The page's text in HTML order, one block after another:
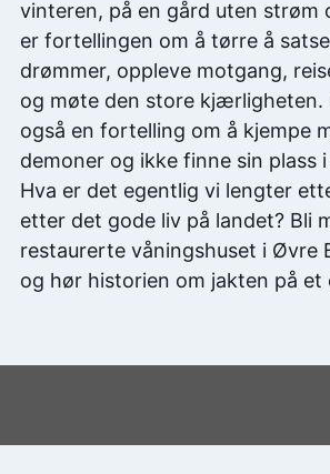
vinteren, på en gård uten strøm
er fortellingen om å tørre å
drømmer, oppleve motgang,
og møte den store kjærligheten.
også en fortelling om å kjempe
demoner og ikke finne sin plass
Hva er det egentlig vi lengter
etter det gode liv på landet? Bli
restaurerte våningshuset i Øvre
og hør historien om jakten på et